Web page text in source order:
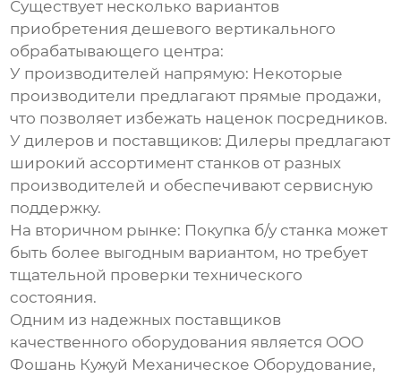
Существует несколько вариантов
приобретениядешевого вертикального
обрабатывающего центра:
У производителей напрямую: Некоторые
производители предлагают прямые продажи,
что позволяет избежать наценок посредников.
У дилеров и поставщиков: Дилеры предлагают
широкий ассортимент станков от разных
производителей и обеспечивают сервисную
поддержку.
На вторичном рынке: Покупка б/у станка может
быть более выгодным вариантом, но требует
тщательной проверки технического
состояния.
Одним из надежных поставщиков
качественного оборудования является ООО
Фошань Кужуй Механическое Оборудование,